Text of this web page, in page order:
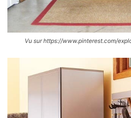
Vu sur https://www.pinterest.com/